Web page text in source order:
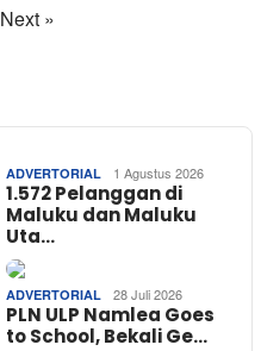
Next »
ADVERTORIAL 1 Agustus 2026
1.572 Pelanggan di
Maluku dan Maluku
Uta…
ADVERTORIAL 28 Juli 2026
PLN ULP Namlea Goes
to School, Bekali Ge…